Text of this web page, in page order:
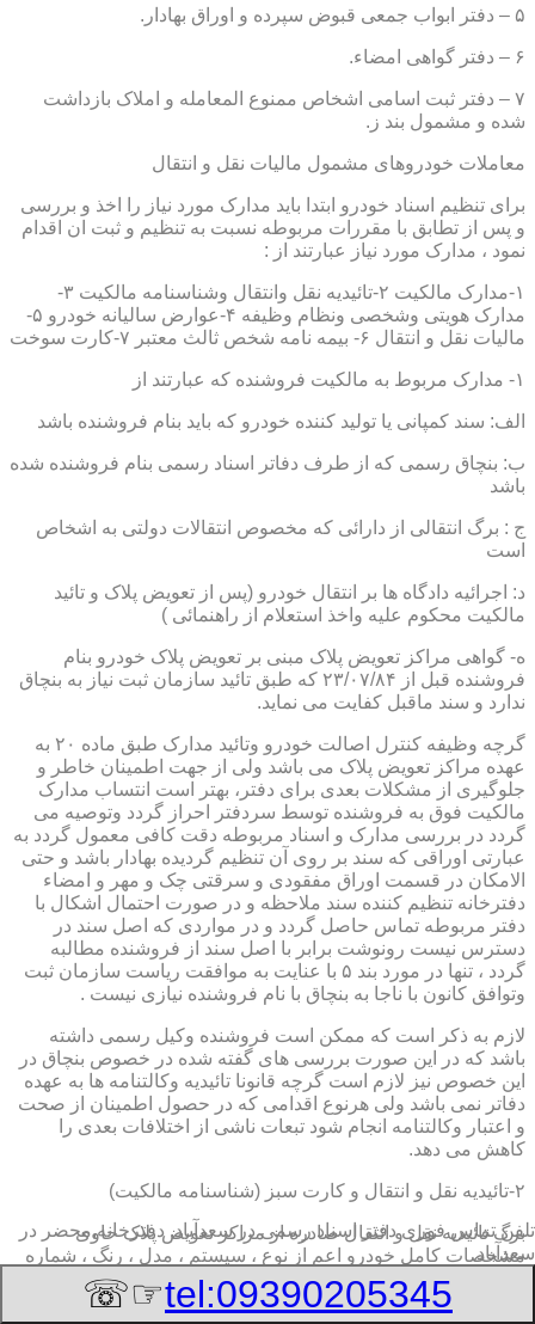
۵ – دفتر ابواب جمعی قبوض سپرده و اوراق بهادار.
۶ – دفتر گواهی امضاء.
۷ – دفتر ثبت اسامی اشخاص ممنوع المعامله و املاک بازداشت
شده و مشمول بند ز.
معاملات خودروهای مشمول مالیات نقل و انتقال
برای تنظیم اسناد خودرو ابتدا باید مدارک مورد نیاز را اخذ و بررسی
و پس از تطابق با مقررات مربوطه نسبت به تنظیم و ثبت ان اقدام
نمود ، مدارک مورد نیاز عبارتند از :
۱-مدارک مالکیت ۲-تائیدیه نقل وانتقال وشناسنامه مالکیت ۳-
مدارک هویتی وشخصی ونظام وظیفه ۴-عوارض سالیانه خودرو ۵-
مالیات نقل و انتقال ۶- بیمه نامه شخص ثالث معتبر ۷-کارت سوخت
۱- مدارک مربوط به مالکیت فروشنده که عبارتند از
الف: سند کمپانی یا تولید کننده خودرو که باید بنام فروشنده باشد
ب: بنچاق رسمی که از طرف دفاتر اسناد رسمی بنام فروشنده شده
باشد
ج : برگ انتقالی از دارائی که مخصوص انتقالات دولتی به اشخاص
است
د: اجرائیه دادگاه ها بر انتقال خودرو (پس از تعویض پلاک و تائید
مالکیت محکوم علیه واخذ استعلام از راهنمائی )
ه- گواهی مراکز تعویض پلاک مبنی بر تعویض پلاک خودرو بنام
فروشنده قبل از ۲۳/۰۷/۸۴ که طبق تائید سازمان ثبت نیاز به بنچاق
ندارد و سند ماقبل کفایت می نماید.
گرچه وظیفه کنترل اصالت خودرو وتائید مدارک طبق ماده ۲۰ به
عهده مراکز تعویض پلاک می باشد ولی از جهت اطمینان خاطر و
جلوگیری از مشکلات بعدی برای دفتر، بهتر است انتساب مدارک
مالکیت فوق به فروشنده توسط سردفتر احراز گردد وتوصیه می
گردد در بررسی مدارک و اسناد مربوطه دقت کافی معمول گردد به
عبارتی اوراقی که سند بر روی آن تنظیم گردیده بهادار باشد و حتی
الامکان در قسمت اوراق مفقودی و سرقتی چک و مهر و امضاء
دفترخانه تنظیم کننده سند ملاحظه و در صورت احتمال اشکال با
دفتر مربوطه تماس حاصل گردد و در مواردی که اصل سند در
دسترس نیست رونوشت برابر با اصل سند از فروشنده مطالبه
گردد ، تنها در مورد بند ۵ با عنایت به موافقت ریاست سازمان ثبت
وتوافق کانون با ناجا به بنچاق با نام فروشنده نیازی نیست .
لازم به ذکر است که ممکن است فروشنده وکیل رسمی داشته
باشد که در این صورت بررسی های گفته شده در خصوص بنچاق در
این خصوص نیز لازم است گرچه قانونا تائیدیه وکالتنامه ها به عهده
دفاتر نمی باشد ولی هرنوع اقدامی که در حصول اطمینان از صحت
و اعتبار وکالتنامه انجام شود تبعات ناشی از اختلافات بعدی را
کاهش می دهد.
۲-تائیدیه نقل و انتقال و کارت سبز (شناسنامه مالکیت)
برگ تائیدیه نقل و انتقال صادره از مراکز تعویض پلاک حاوی
مشخصات کامل خودرو اعم از نوع ، سیستم ، مدل ، رنگ ، شماره
صدر صفحه و مشخصات فروشنده و خریدار اعم از مشخصات
تلفن تماس فوریدفتر اسناد رسمی در سعدآباد, دفترخانه,محضر در
سعدآباد
tel:09390205345
☞☏